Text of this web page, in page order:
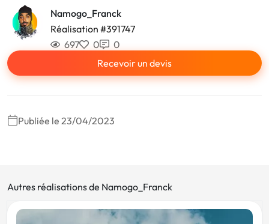
Namogo_Franck
Réalisation #391747
697
0
0
Recevoir un devis
Publiée le 23/04/2023
Autres réalisations de Namogo_Franck